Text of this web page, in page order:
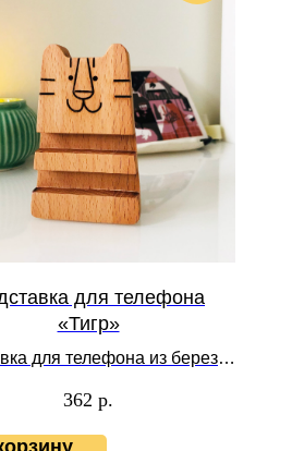
для телефона
«Тигр»
для телефона из березы/
362 р.